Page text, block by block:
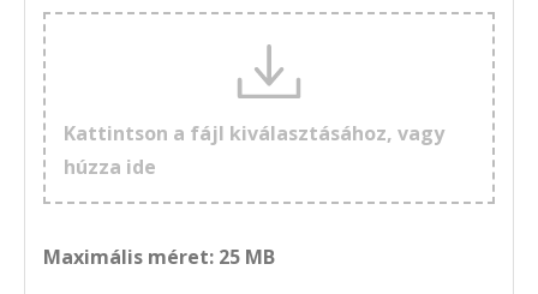
Kattintson a fájl kiválasztásához, vagy
húzza ide
Maximális méret: 25 MB